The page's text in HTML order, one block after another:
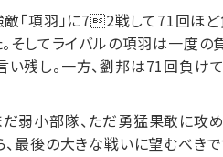
敵「項羽」に72戦して71回ほ
そしてライバルの項羽は一度の
残し。一方、劉邦は71回負
弱小部隊、ただ勇猛果敢に攻
最後の大きな戦いに望むべきで